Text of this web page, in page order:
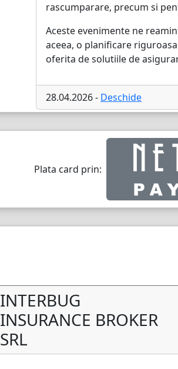
rascumparare, precum si
Aceste evenimente ne
aceea, o planificare
oferita de solutiile de
28.04.2026 - Deschide
Plata card prin:
INTERBUG
INSURANCE BROKER
SRL